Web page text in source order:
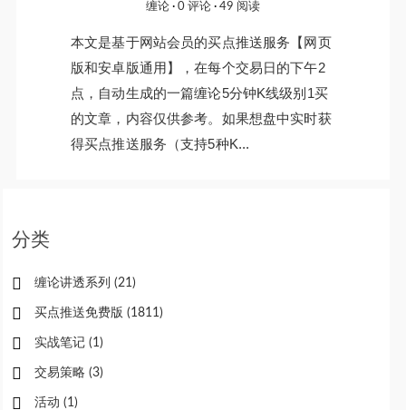
缠论
0 评论 49 阅读
本文是基于网站会员的买点推送服务【网页
版和安卓版通用】，在每个交易日的下午2
点，自动生成的一篇缠论5分钟K线级别1买
的文章，内容仅供参考。如果想盘中实时获
得买点推送服务（支持5种K...
分类
缠论讲透系列 (21)
买点推送免费版 (1811)
实战笔记 (1)
交易策略 (3)
活动 (1)